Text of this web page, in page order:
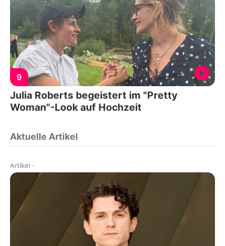
9
Julia Roberts begeistert im "Pretty
Woman"-Look auf Hochzeit
Aktuelle Artikel
Artikel -